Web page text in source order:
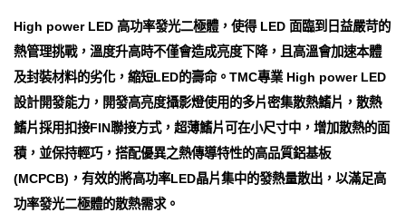
High power LED 高功率發光二極體，使得 LED 面臨到日益嚴苛的
熱管理挑戰，溫度升高時不僅會造成亮度下降，且高溫會加速本體
及封裝材料的劣化，縮短LED的壽命。TMC專業 High power LED
設計開發能力，開發高亮度攝影燈使用的多片密集散熱鰭片，散熱
鰭片採用扣接FIN聯接方式，超薄鰭片可在小尺寸中，增加散熱的面
積，並保持輕巧，搭配優異之熱傳導特性的高品質鋁基板
(MCPCB)，有效的將高功率LED晶片集中的發熱量散出，以滿足高
功率發光二極體的散熱需求。